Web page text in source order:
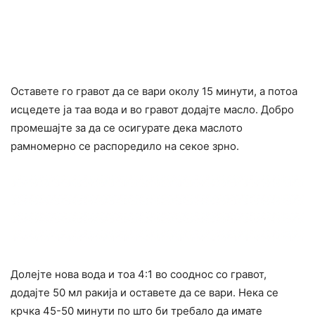
Оставете го гравот да се вари околу 15 минути, а потоа
исцедете ја таа вода и во гравот додајте масло. Добро
промешајте за да се осигурате дека маслото
рамномерно се распоредило на секое зрно.
Долејте нова вода и тоа 4:1 во сооднос со гравот,
додајте 50 мл ракија и оставете да се вари. Нека се
крчка 45-50 минути по што би требало да имате